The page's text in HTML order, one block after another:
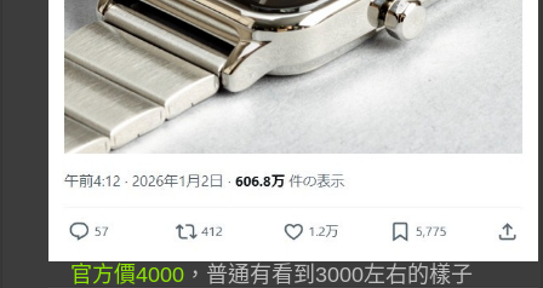
官方價4000，普通有看到3000左右的樣子